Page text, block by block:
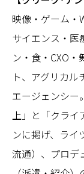
映像・ゲーム・
サイエンス・医
ン・食・CXO
ト、アグリカ
エージェンシー
上」と「クラ
ンに掲げ、ライ
流通）、プロデ